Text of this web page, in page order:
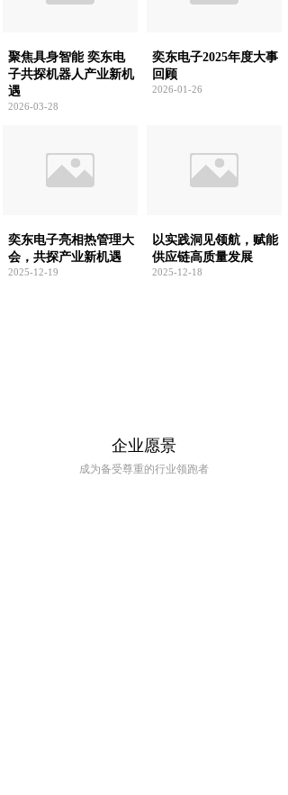
聚焦具身智能 奕东电
子共探机器人产业新机
遇
2026-03-28
奕东电子2025年度大事
回顾
2026-01-26
奕东电子亮相热管理大
会，共探产业新机遇
2025-12-19
以实践洞见领航，赋能
供应链高质量发展
2025-12-18
成为备受尊重的行业领跑者
企业愿景